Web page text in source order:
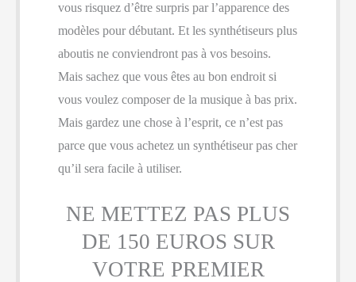
vous risquez d’être surpris par l’apparence des
modèles pour débutant. Et les synthétiseurs plus
aboutis ne conviendront pas à vos besoins.
Mais sachez que vous êtes au bon endroit si
vous voulez composer de la musique à bas prix.
Mais gardez une chose à l’esprit, ce n’est pas
parce que vous achetez un synthétiseur pas cher
qu’il sera facile à utiliser.
NE METTEZ PAS PLUS
DE 150 EUROS SUR
VOTRE PREMIER